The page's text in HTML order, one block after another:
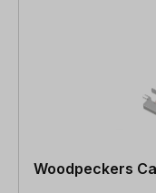
Woodpeckers